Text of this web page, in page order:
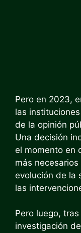
Pero en 2023,
las
de la opinión
Una decisión
el momento en
más
evolución de la
las
Pero luego,
investigación